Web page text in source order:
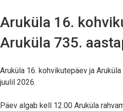
Aruküla 16.
Aruküla 735.
Aruküla 16. kohvikutepäev ja
juulil 2026.
Päev algab kell 12.00 Aruküla